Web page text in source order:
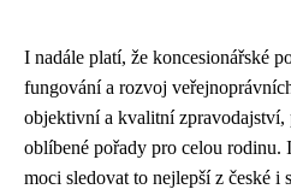
I nadále platí, že koncesionářské
fungování a rozvoj
objektivní a kvalitní zpravodajství,
oblíbené pořady pro celou rodinu.
moci sledovat to nejlepší z české i